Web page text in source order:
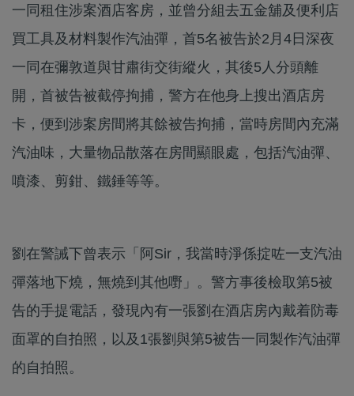
一同租住涉案酒店客房，並曾分組去五金舖及便利店
買工具及材料製作汽油彈，首5名被告於2月4日深夜
一同在彌敦道與甘肅街交街縱火，其後5人分頭離
開，首被告被截停拘捕，警方在他身上搜出酒店房
卡，便到涉案房間將其餘被告拘捕，當時房間內充滿
汽油味，大量物品散落在房間顯眼處，包括汽油彈、
噴漆、剪鉗、鐵錘等等。
劉在警誡下曾表示「阿Sir，我當時淨係掟咗一支汽油
彈落地下燒，無燒到其他嘢」。警方事後檢取第5被
告的手提電話，發現內有一張劉在酒店房內戴着防毒
面罩的自拍照，以及1張劉與第5被告一同製作汽油彈
的自拍照。